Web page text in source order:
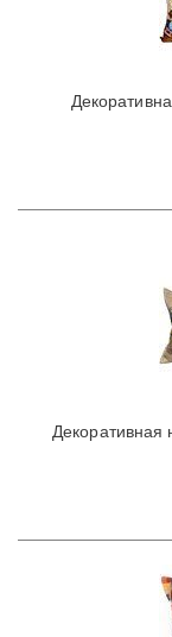
Декоративная